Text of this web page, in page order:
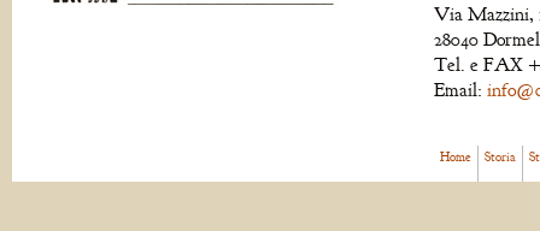
Via Mazzini,
28040
Tel. e FAX
Email:
Home Storia